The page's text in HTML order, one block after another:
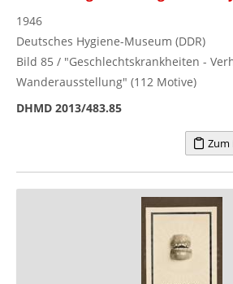
1946
Deutsches Hygiene-Museum (DDR)
Bild 85 / "Geschlechtskrankheiten -
Wanderausstellung" (112 Motive)
DHMD 2013/483.85
Zum